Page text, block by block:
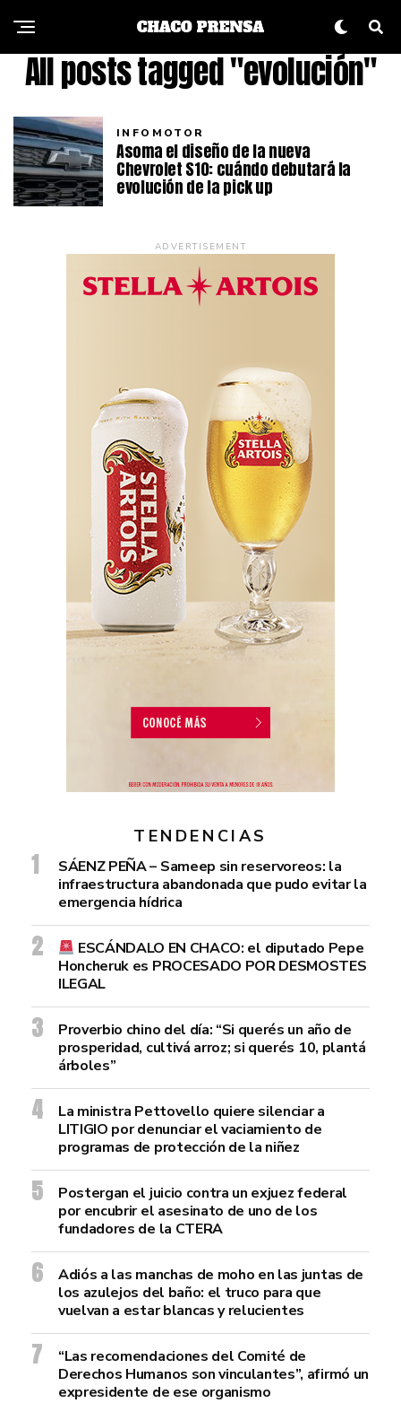
All posts tagged "evolución"
INFOMOTOR
Asoma el diseño de la nueva
Chevrolet S10: cuándo debutará la
evolución de la pick up
ADVERTISEMENT
TENDENCIAS
SÁENZ PEÑA – Sameep sin reservoreos: la
infraestructura abandonada que pudo evitar la
emergencia hídrica
ESCÁNDALO EN CHACO: el diputado Pepe
Honcheruk es PROCESADO POR DESMOSTES
ILEGAL
Proverbio chino del día: “Si querés un año de
prosperidad, cultivá arroz; si querés 10, plantá
árboles”
La ministra Pettovello quiere silenciar a
LITIGIO por denunciar el vaciamiento de
programas de protección de la niñez
Postergan el juicio contra un exjuez federal
por encubrir el asesinato de uno de los
fundadores de la CTERA
Adiós a las manchas de moho en las juntas de
los azulejos del baño: el truco para que
vuelvan a estar blancas y relucientes
“Las recomendaciones del Comité de
Derechos Humanos son vinculantes”, afirmó un
expresidente de ese organismo